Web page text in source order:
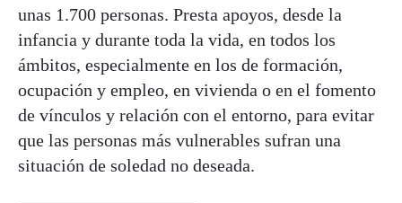
unas 1.700 personas. Presta apoyos, desde la
infancia y durante toda la vida, en todos los
ámbitos, especialmente en los de formación,
ocupación y empleo, en vivienda o en el fomento
de vínculos y relación con el entorno, para evitar
que las personas más vulnerables sufran una
situación de soledad no deseada.